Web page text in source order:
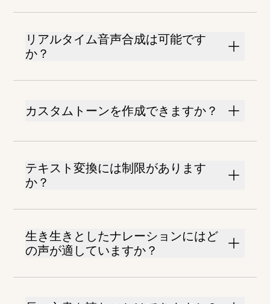
リアルタイム音声合成は可能です
か？
カスタムトーンを作成できますか？
テキスト変換には制限があります
か？
生き生きとしたナレーションにはど
の声が適していますか？